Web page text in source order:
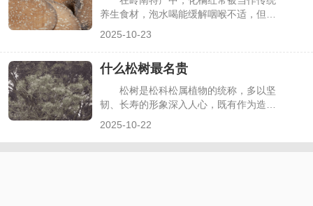
甜度的追求，又有饱满的果型，下面详细
介绍这些优质桃子品种。
养生食材，泡水喝能缓解咽喉不适，但很
多人只听过其名，却不清楚它对应的果子
淆。其实化橘红并非日常食用的水果，而
是特定柑橘品种的干燥幼果，有着严格的
产地限定与独特的药用价值，下面详细解
析化橘红的果子属性、形态特征及用途。
2025-10-23
什么松树最名贵
松树是松科松属植物的统称，多以坚
韧、长寿的形象深入人心，既有作为造林
2025-10-22